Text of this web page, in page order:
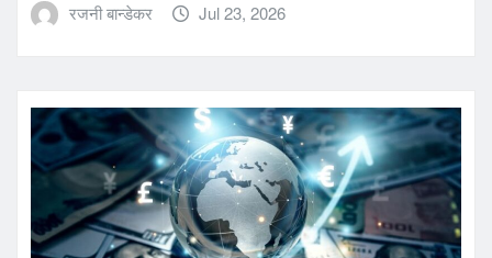
रजनी बान्डेकर Jul 23, 2026